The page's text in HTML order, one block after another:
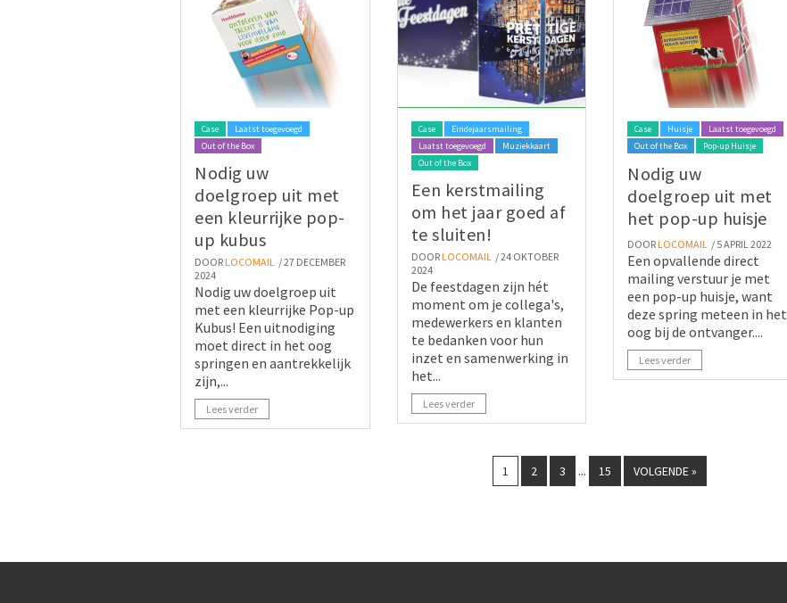
Case
Laatst toegevoegd
Out of the Box
Nodig uw
doelgroep uit met
een kleurrijke pop-
up kubus
DOOR LOCOMAIL / 27 DECEMBER
2024
Nodig uw doelgroep uit
met een kleurrijke Pop-up
Kubus! Een uitnodiging
moet direct in het oog
springen en aantrekkelijk
zijn,...
Lees verder
Case
Eindejaarsmailing
Laatst toegevoegd
Muziekkaart
Out of the Box
Een kerstmailing
om het jaar goed af
te sluiten!
DOOR LOCOMAIL / 24 OKTOBER
2024
De feestdagen zijn hét
moment om je collega's,
medewerkers en klanten
te bedanken voor hun
inzet en samenwerking in
het...
Lees verder
Case Huisje
Laatst toegevoegd
Out of the Box
Pop-up Huisje
Nodig uw
doelgroep uit met
het pop-up huisje
DOOR LOCOMAIL / 5 APRIL 2022
Een opvallende direct
mailing verstuur je met
een pop-up huisje, want
deze spring meteen in het
oog bij de ontvanger....
Lees verder
1 2 3 ... 15 VOLGENDE »